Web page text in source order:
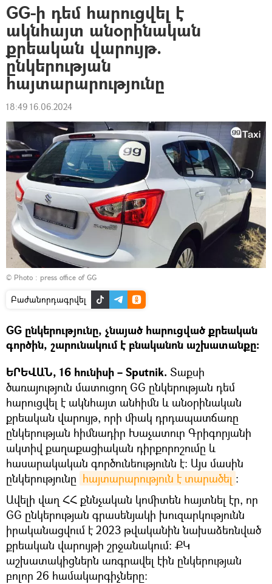
GG-ի դեմ հարուցվել է
ակնհայտ անօրինական
քրեական վարույթ.
ընկերության
հայտարարությունը
18:49 16.06.2024
© Photo : press office of GG
Բաժանորդագրվել
GG ընկերությունը, չնայած հարուցված քրեական
գործին, շարունակում է բնականոն աշխատանքը։
ԵՐԵՎԱՆ, 16 հունիսի – Sputnik. Տաքսի
ծառայություն մատուցող GG ընկերության դեմ
հարուցվել է ակնհայտ անհիմն և անօրինական
քրեական վարույթ, որի միակ դրդապատճառը
ընկերության հիմնադիր Խաչատուր Գրիգորյանի
ակտիվ քաղաքացիական դիրքորոշումը և
հասարակական գործունեությունն է: Այս մասին
ընկերությունը հայտարարություն է տարածել ։
Ավելի վաղ ՀՀ քննչական կոմիտեն հայտնել էր, որ
GG ընկերության գրասենյակի խուզարկությունն
իրականացվում է 2023 թվականին նախաձեռնված
քրեական վարույթի շրջանակում: ՔԿ
աշխատակիցներն առգրավել էին ընկերության
բոլոր 26 համակարգիչները։